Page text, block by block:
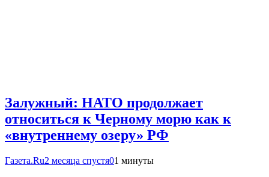
Залужный: НАТО продолжает
относиться к Черному морю как к
«внутреннему озеру» РФ
Газета.Ru2 месяца спустя01 минуты